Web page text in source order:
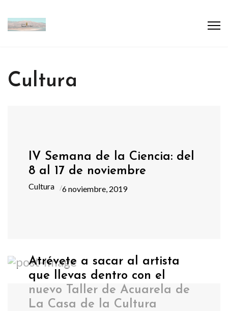
Cultura
IV Semana de la Ciencia: del
8 al 17 de noviembre
Cultura 6 noviembre, 2019
Atrévete a sacar al artista
que llevas dentro con el
nuevo Taller de Acuarela de
La Casa de la Cultura